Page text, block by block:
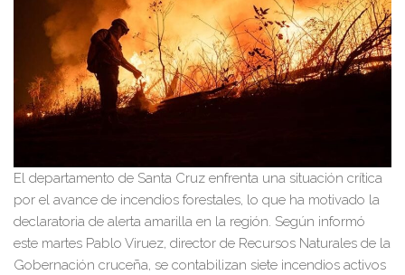
El departamento de Santa Cruz enfrenta una situación crítica
por el avance de incendios forestales, lo que ha motivado la
declaratoria de alerta amarilla en la región. Según informó
este martes Pablo Viruez, director de Recursos Naturales de la
Gobernación cruceña, se contabilizan siete incendios activos